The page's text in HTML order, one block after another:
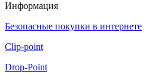
Информация
Безопасные покупки в интернете
Clip-point
Drop-Point